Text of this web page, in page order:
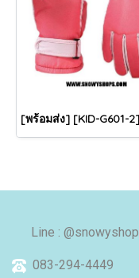
Line : @snowyshop
083-294-4449